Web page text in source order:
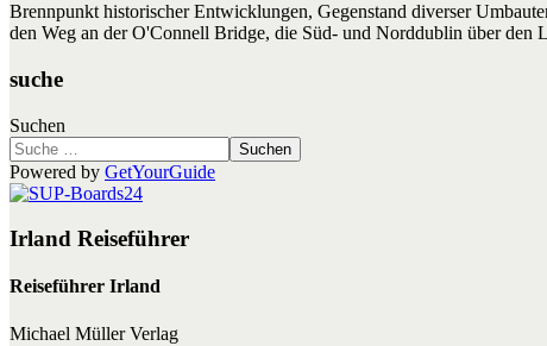
Brennpunkt historischer Entwicklungen, Gegenstand diverser
den Weg an der O'Connell Bridge, die Süd- und Norddublin über den
suche
Suchen
Suchen
Powered by GetYourGuide
Irland Reiseführer
Reiseführer Irland
Michael Müller Verlag